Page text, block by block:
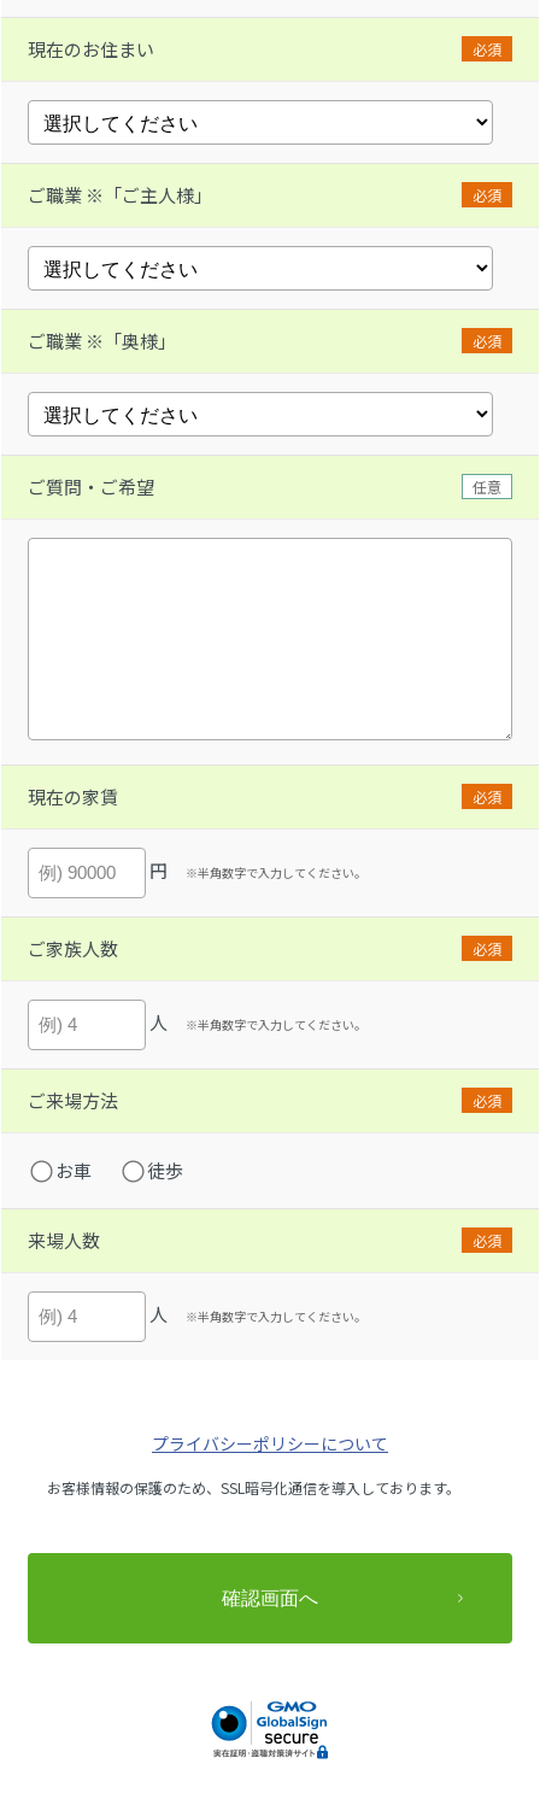
現在のお住まい 必須
ご職業 ※「ご主人様」 必須
ご職業 ※「奥様」 必須
ご質問・ご希望 任意
現在の家賃 必須
円 ※半角数字で入力してください。
ご家族人数 必須
人 ※半角数字で入力してください。
ご来場方法 必須
お車 徒歩
来場人数 必須
人 ※半角数字で入力してください。
プライバシーポリシーについて
お客様情報の保護のため、SSL暗号化通信を導入しております。